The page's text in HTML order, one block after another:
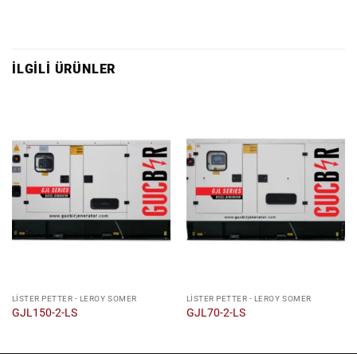
İLGILI ÜRÜNLER
LISTER PETTER - LEROY SOMER
GJL150-2-LS
LISTER PETTER - LEROY SOMER
GJL70-2-LS